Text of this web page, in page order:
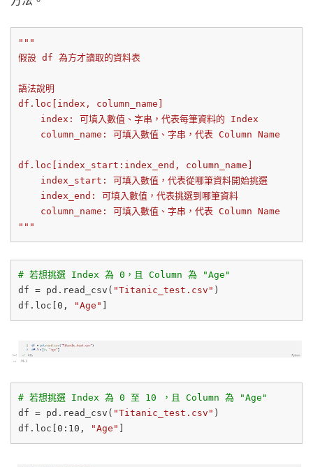
"""
假設 df 為方才讀取的資料表
語法說明
df.loc[index, column_name]
    index: 可填入數值、字串，代表每筆資料的 Index
    column_name: 可填入數值、字串，代表 Column Name
df.loc[index_start:index_end, column_name]
    index_start: 可填入數值，代表從哪筆資料開始挑選
    index_end: 可填入數值，代表挑選到哪筆資料
    column_name: 可填入數值、字串，代表 Column Name
"""
# 若想挑選 Index 為 0，且 Column 為 "Age"
df = pd.read_csv( "Titanic_test.csv" )
df.loc[ 0 , "Age"
# 若想挑選 Index 為 0 至 10 ，且 Column 為 "Age"
df = pd.read_csv( "Titanic_test.csv" )
df.loc[ 0 : 10 , "Age"